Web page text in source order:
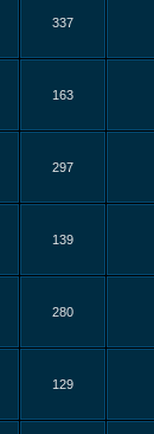
337
163
297
139
280
129